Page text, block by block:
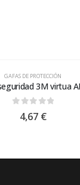
GAFAS DE PROTECCIÓN
3M virtua
out of 5
4,67 €